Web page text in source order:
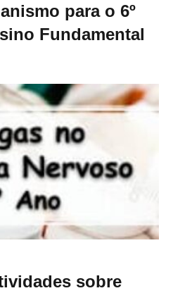
para o 6º
Fundamental
sobre